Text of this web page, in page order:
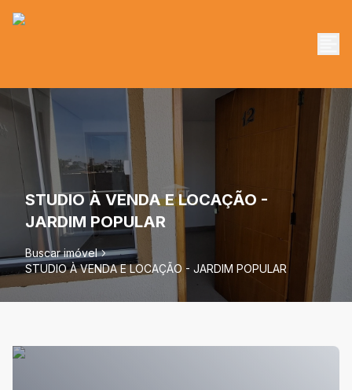
STUDIO À VENDA E LOCAÇÃO -
JARDIM POPULAR
Buscar imóvel
STUDIO À VENDA E LOCAÇÃO - JARDIM POPULAR